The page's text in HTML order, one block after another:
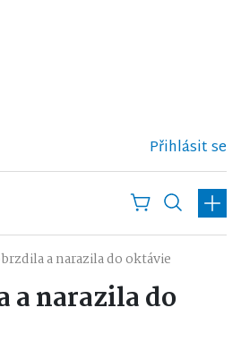
Přihlásit se
a narazila do oktávie
a narazila do